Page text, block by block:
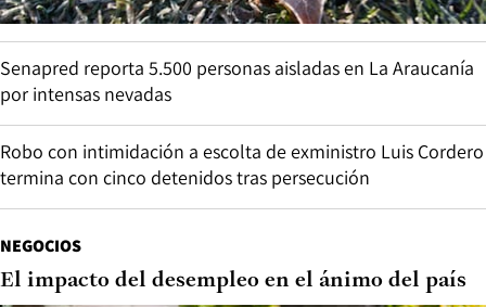
Senapred reporta 5.500 personas aisladas en La Araucanía
por intensas nevadas
Robo con intimidación a escolta de exministro Luis Cordero
termina con cinco detenidos tras persecución
NEGOCIOS
El impacto del desempleo en el ánimo del país